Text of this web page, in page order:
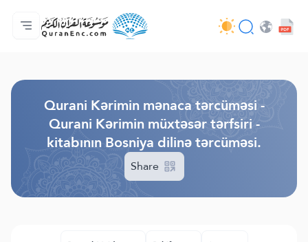
Ana səhifə
Tərcümənin mündəricatı
Audio
Tərtibatçıların xidməti - API
Layihə haqqında
Bizimlə əlaqə saxla
Dil
Qurani Kərimin mənaca tərcüməsi -
Qurani Kərimin müxtəsər tərfsiri -
kitabının Bosniya dilinə tərcüməsi.
Share